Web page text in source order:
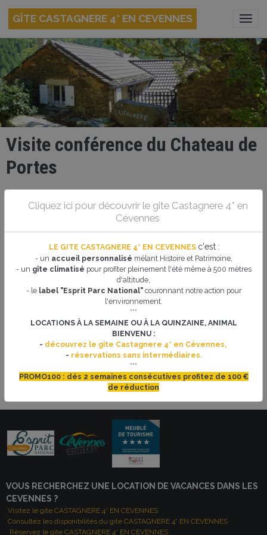
GÎTE CASTAGNERE 4* EN CEVENNES
Visite conférence du Chateau de
Portes
01/09/2023
Chateau de Portes
Visite-conférence avec une guide-conférencière du splendide château de
Portes, "le vaisseau des Cévennes".
Avec une guide locale et passionnée, vous allez déchiffrer le château,
deviner son histoire, retrouver la trace des puissants seigneurs de Portes et
comprendre comment le château a évolué au fil de ses mille ans d'histoire.
... Une visite conviviale, accessible à tous, pour découvrir un site fabuleux !
VOUS RECHERCHEZ UNE LOCATION DE VACANCES DANS LES
CEVENNES ?
Visitez le gite CASTAGNERE 4* EN CEVENNES
Consultez les disponibilités du gite CASTAGNERE 4* EN CEVENNES
Réservez le gite CASTAGNERE 4* EN CEVENNES
Cliquez ici pour découvrir le gite Castagnere 4* en
Cévennes
LE GITE CASTAGNERE 4* EN CEVENNES c'est :
- un accueil personnalisé mélant Histoire et Patrimoine,
- un gîte climatisé pour profiter pleinement l'été même à 500 mètres
d'altitude,
- le label "Esprit Parc National"couronnant notre action pour
l'environnement.
***
LOCATIONS À LA SEMAINE OU À LA QUINZAINE, ANIMAL
BIENVENU :
- découvrez le gite Castagnere 4* en Cévennes,
- réservations sans intermédiaires.
***
PROMO100 : dés 2 semaines consécutives profitez de 100 €
de réduction